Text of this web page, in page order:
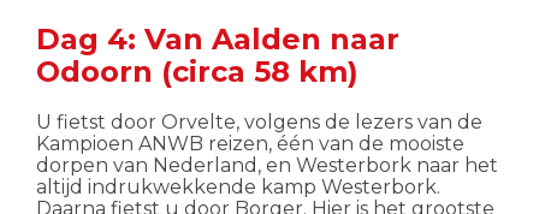
Dag 4: Van Aalden naar
Odoorn (circa 58 km)
U fietst door Orvelte, volgens de lezers van de
Kampioen ANWB reizen, één van de mooiste
dorpen van Nederland, en Westerbork naar het
altijd indrukwekkende kamp Westerbork.
Daarna fietst u door Borger. Hier is het grootste